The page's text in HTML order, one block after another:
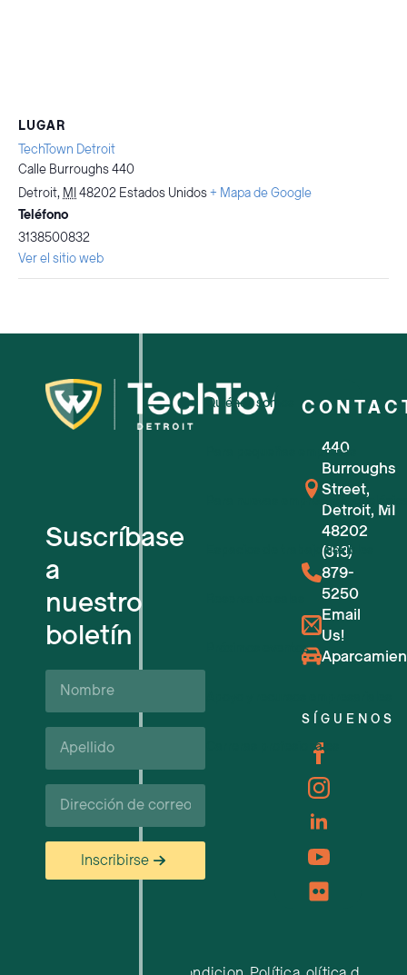
LUGAR
TechTown Detroit
Calle Burroughs 440
Detroit, MI48202 Estados Unidos+ Mapa de Google
Teléfono
3138500832
Ver el sitio web
Suscríbase
a
nuestro
boletín
Nombre
Apellido*
Correo
electrónico
Inscribirse
Quiénes somos
Para pequeñas empresas
Para nuevas empresas
Espacios de trabajo flexibles
Próximos eventos
Carreras profesionales
440
Burroughs
Street,
Detroit, MI
48202
(313)
879-
5250
Email
Us!
SÍGUENOS